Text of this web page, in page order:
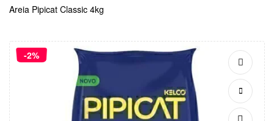
Areia Pipicat Classic 4kg
-2%